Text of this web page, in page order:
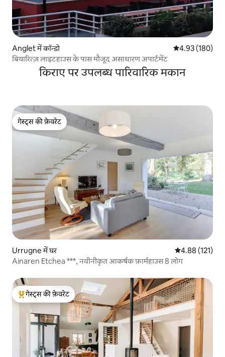
Anglet में कॉन्डो औसत रेटिंग 5 में से
4.93 (180)
बियारित्ज़ लाइटहाउस के पास मौजूद असाधारण अपार्टमेंट
किराए पर उपलब्ध पारिवारिक मकान
गेस्ट्स की फ़ेवरेट
गेस्ट्स की फ़ेवरेट
Urrugne में घर औसत रेटिंग 5 में से
4.88 (121)
Ainaren Etchea ***, नवीनीकृत आकर्षक फ़ार्महाउस 8 लोग
गेस्ट्स का टॉप फ़ेवरेट
गेस्ट्स की फ़ेवरेट